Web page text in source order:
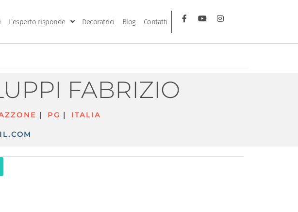
L’esperto risponde Decoratrici Blog Contatti
FABRIZIO
| PG | ITALIA